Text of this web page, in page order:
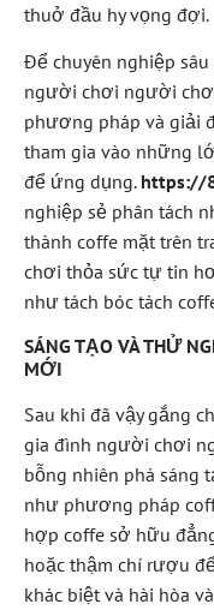
thuở đầu hy vọng đợi.
Để chuyên nghiệp
người chơi người
phương pháp và giải
tham gia vào những
để ứng dụng. https://
nghiệp sẻ phân tách
thành coffe mặt trên
chơi thỏa sức tự tin
như tách bóc tách
SÁNG TẠO VÀ THỬ
MỚI
Sau khi đã vậy gắng
gia đình người chơi
bỗng nhiên phá sáng
như phương pháp
hợp coffe sở hữu
hoặc thậm chí rượu
khác biệt và hài hòa